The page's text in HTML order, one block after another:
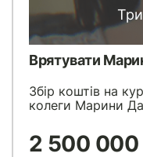
Врятувати
Збір коштів на
колеги Марини
2 500 000